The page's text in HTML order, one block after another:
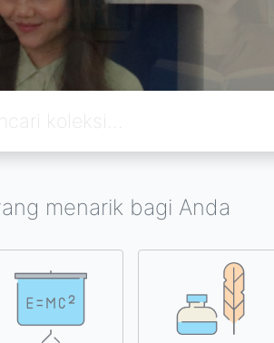
menarik bagi Anda